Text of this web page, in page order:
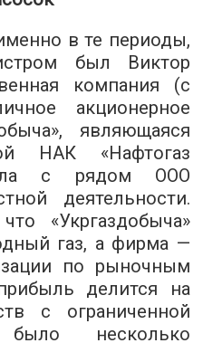
в те периоды,
был Виктор
компания (с
акционерное
являющаяся
НАК «Нафтогаз
с рядом ООО
деятельности.
«Укргаздобыча»
газ, а фирма —
по рыночным
делится на
с ограниченной
было несколько